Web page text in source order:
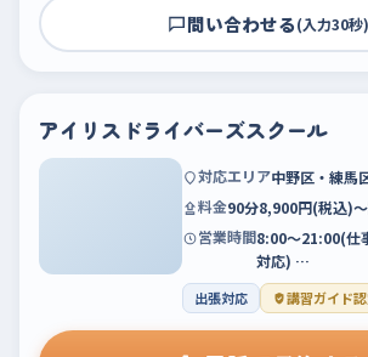
問い合わせる(入力30秒)
アイリスドライバーズスクール
対応エリア中野区・練馬
料金90分8,900円(税込)
営業時間8:00～21:00(仕
対応) …
出張対応 講習ガイド